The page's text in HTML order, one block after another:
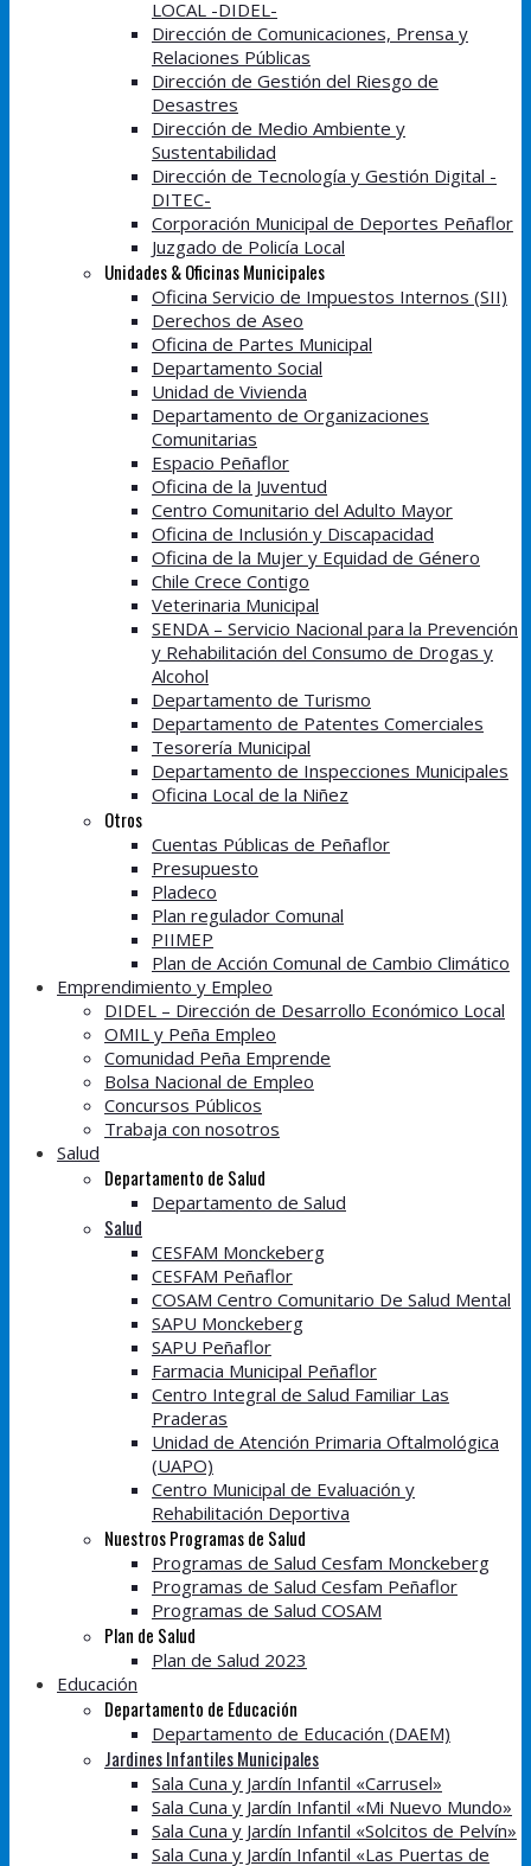
LOCAL -DIDEL-
Dirección de Comunicaciones, Prensa y
Relaciones Públicas
Dirección de Gestión del Riesgo de
Desastres
Dirección de Medio Ambiente y
Sustentabilidad
Dirección de Tecnología y Gestión Digital -
DITEC-
Corporación Municipal de Deportes Peñaflor
Juzgado de Policía Local
Unidades & Oficinas Municipales
Oficina Servicio de Impuestos Internos (SII)
Derechos de Aseo
Oficina de Partes Municipal
Departamento Social
Unidad de Vivienda
Departamento de Organizaciones
Comunitarias
Espacio Peñaflor
Oficina de la Juventud
Centro Comunitario del Adulto Mayor
Oficina de Inclusión y Discapacidad
Oficina de la Mujer y Equidad de Género
Chile Crece Contigo
Veterinaria Municipal
SENDA – Servicio Nacional para la Prevención
y Rehabilitación del Consumo de Drogas y
Alcohol
Departamento de Turismo
Departamento de Patentes Comerciales
Tesorería Municipal
Departamento de Inspecciones Municipales
Oficina Local de la Niñez
Otros
Cuentas Públicas de Peñaflor
Presupuesto
Pladeco
Plan regulador Comunal
PIIMEP
Plan de Acción Comunal de Cambio Climático
Emprendimiento y Empleo
DIDEL – Dirección de Desarrollo Económico Local
OMIL y Peña Empleo
Comunidad Peña Emprende
Bolsa Nacional de Empleo
Concursos Públicos
Trabaja con nosotros
Salud
Departamento de Salud
Departamento de Salud
Salud
CESFAM Monckeberg
CESFAM Peñaflor
COSAM Centro Comunitario De Salud Mental
SAPU Monckeberg
SAPU Peñaflor
Farmacia Municipal Peñaflor
Centro Integral de Salud Familiar Las
Praderas
Unidad de Atención Primaria Oftalmológica
(UAPO)
Centro Municipal de Evaluación y
Rehabilitación Deportiva
Nuestros Programas de Salud
Programas de Salud Cesfam Monckeberg
Programas de Salud Cesfam Peñaflor
Programas de Salud COSAM
Plan de Salud
Plan de Salud 2023
Educación
Departamento de Educación
Departamento de Educación (DAEM)
Jardines Infantiles Municipales
Sala Cuna y Jardín Infantil «Carrusel»
Sala Cuna y Jardín Infantil «Mi Nuevo Mundo»
Sala Cuna y Jardín Infantil «Solcitos de Pelvín»
Sala Cuna y Jardín Infantil «Las Puertas de